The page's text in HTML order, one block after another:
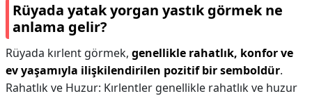
Rüyada yatak yorgan yastık görmek ne
anlama gelir?
Rüyada kırlent görmek, genellikle rahatlık, konfor ve
ev yaşamıyla ilişkilendirilen pozitif bir semboldür.
Rahatlık ve Huzur: Kırlentler genellikle rahatlık ve huzur